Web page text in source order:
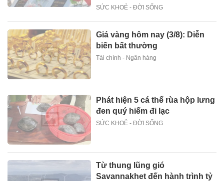
SỨC KHOẺ - ĐỜI SỐNG
Giá vàng hôm nay (3/8): Diễn
biến bất thường
Tài chính - Ngân hàng
Phát hiện 5 cá thể rùa hộp lưng
đen quý hiếm đi lạc
SỨC KHOẺ - ĐỜI SỐNG
Từ thung lũng gió
Savannakhet đến hành trình tỷ